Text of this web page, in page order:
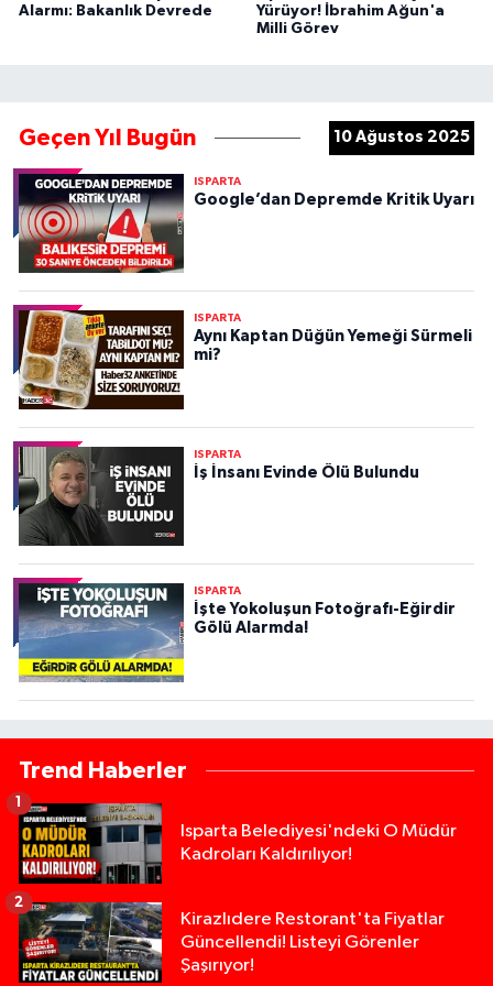
Alarmı: Bakanlık Devrede
Yürüyor! İbrahim Ağun'a
Milli Görev
Geçen Yıl Bugün 10 Ağustos 2025
ISPARTA
Google’dan Depremde Kritik Uyarı
ISPARTA
Aynı Kaptan Düğün Yemeği Sürmeli
mi?
ISPARTA
İş İnsanı Evinde Ölü Bulundu
ISPARTA
İşte Yokoluşun Fotoğrafı-Eğirdir
Gölü Alarmda!
Trend Haberler
Isparta Belediyesi'ndeki O Müdür
Kadroları Kaldırılıyor!
1
Kirazlıdere Restorant'ta Fiyatlar
Güncellendi! Listeyi Görenler
Şaşırıyor!
2